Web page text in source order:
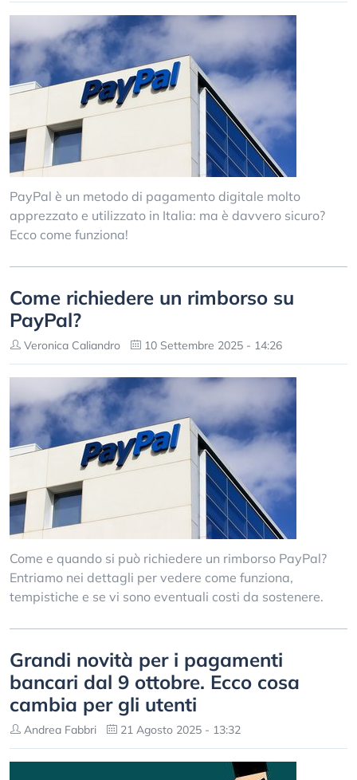
PayPal è un metodo di pagamento digitale molto
apprezzato e utilizzato in Italia: ma è davvero sicuro?
Ecco come funziona!
Come richiedere un rimborso su
PayPal?
Veronica Caliandro 10 Settembre 2025 - 14:26
Come e quando si può richiedere un rimborso PayPal?
Entriamo nei dettagli per vedere come funziona,
tempistiche e se vi sono eventuali costi da sostenere.
Grandi novità per i pagamenti
bancari dal 9 ottobre. Ecco cosa
cambia per gli utenti
Andrea Fabbri 21 Agosto 2025 - 13:32